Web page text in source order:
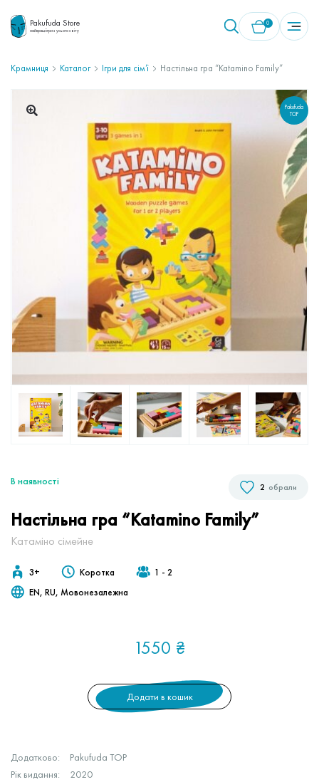
Pakufuda Store
найкращі ігри з усього світу
0
Крамниця Каталог Ігри для сім’ї Настільна гра “Katamino Family”
Pakufuda
TOP
В наявностi обрали
2
Настільна гра “Katamino Family”
Катаміно сімейне
3+ Коротка
1 - 2
EN, RU, Мовонезалежна
1550 ₴
Додати в кошик
Рік видання: 2020
Додатково: Pakufuda TOP